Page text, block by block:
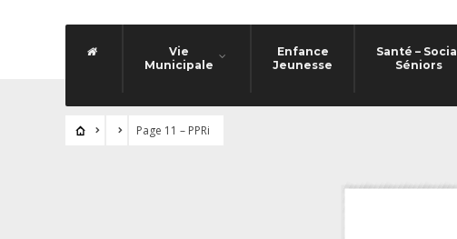
Vie
Municipale
Enfance
Jeunesse
Santé – Social
Séniors
Page 11 – PPRi